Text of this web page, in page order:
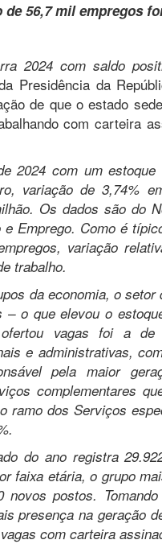
56,7 mil empregos
2024 com saldo
Presidência da
de que o estado
com carteira
2024 com um
variação de 3,74%
Os dados são do
e Emprego. Como é
variação
trabalho.
da economia, o
– o que elevou o
vagas foi a de
e administrativas,
pela maior
complementares
ramo dos Serviços
do ano registra
faixa etária, o grupo
novos postos.
presença na geração
com carteira